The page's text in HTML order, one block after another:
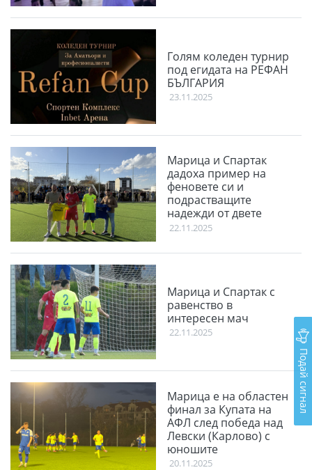
Голям коледен турнир
под егидата на РЕФАН
БЪЛГАРИЯ
23.11.2025
Марица и Спартак
дадоха пример на
феновете си и
подрастващите
надежди от двете
школи
22.11.2025
Марица и Спартак с
равенство в
интересен мач
22.11.2025
Марица е на областен
финал за Купата на
АФЛ след победа над
Левски (Карлово) с
юношите
20.11.2025
Подай сигнал